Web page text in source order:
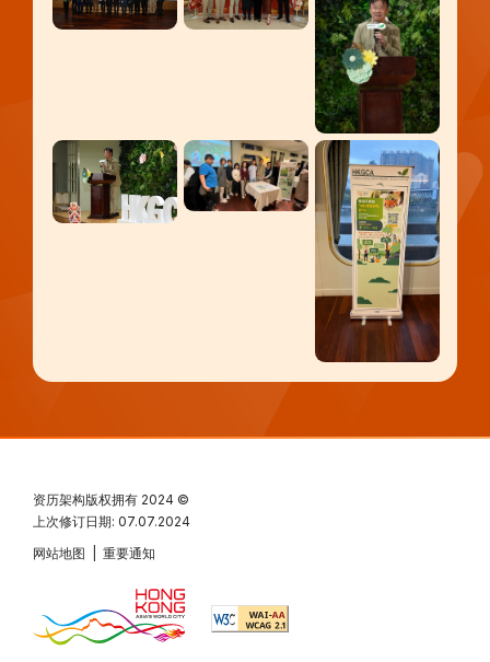
资历架构版权拥有 2024 ©
上次修订日期: 07.07.2024
网站地图
重要通知